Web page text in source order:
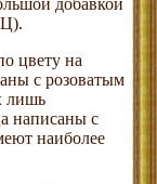
добавкой
цвету на
с розоватым
лишь
написаны с
наиболее